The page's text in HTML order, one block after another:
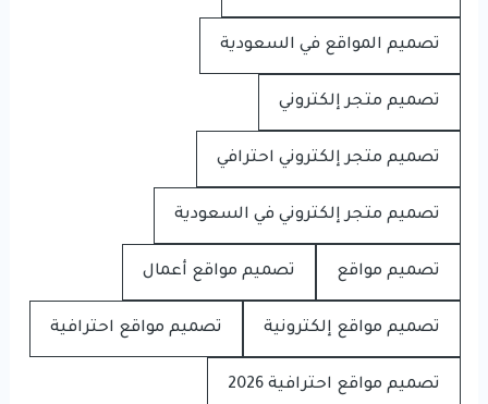
تصميم المواقع في السعودية
تصميم متجر إلكتروني
تصميم متجر إلكتروني احترافي
تصميم متجر إلكتروني في السعودية
تصميم مواقع تصميم مواقع أعمال
تصميم مواقع إلكترونية تصميم مواقع احترافية
تصميم مواقع احترافية 2026